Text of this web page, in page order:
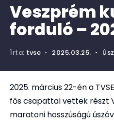
Veszprém
forduló –
Írta: tvse • 2025.03.25. •
2025. március 22-én a
fős csapattal vettek részt
maratoni hosszúságú